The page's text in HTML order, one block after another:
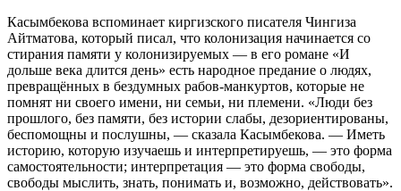
Касымбекова вспоминает киргизского писателя Чингиза
Айтматова, который писал, что колонизация начинается со
стирания памяти у колонизируемых — в его романе «И
дольше века длится день» есть народное предание о людях,
превращённых в бездумных рабов-манкуртов, которые не
помнят ни своего имени, ни семьи, ни племени. «Люди без
прошлого, без памяти, без истории слабы, дезориентированы,
беспомощны и послушны, — сказала Касымбекова. — Иметь
историю, которую изучаешь и интерпретируешь, — это форма
самостоятельности; интерпретация — это форма свободы,
свободы мыслить, знать, понимать и, возможно, действовать».